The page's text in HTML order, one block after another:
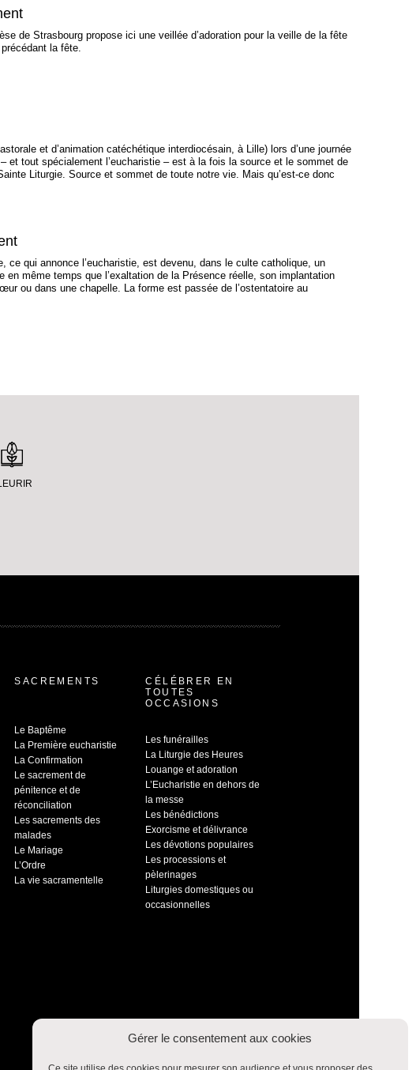
Gérer le consentement aux cookies
de Strasbourg propose ici une veillée d’adoration pour la veille de la fête
la fête.
et d’animation catéchétique interdiocésain, à Lille) lors d’une journée
et tout spécialement l’eucharistie – est à la fois la source et le sommet de
Liturgie. Source et sommet de toute notre vie. Mais qu’est-ce donc
ce qui annonce l’eucharistie, est devenu, dans le culte catholique, un
même temps que l’exaltation de la Présence réelle, son implantation
ou dans une chapelle. La forme est passée de l’ostentatoire au
SACREMENTS
Le Baptême
La Première eucharistie
La Confirmation
Le sacrement de
pénitence et de
réconciliation
Les sacrements des
malades
Le Mariage
L’Ordre
La vie sacramentelle
CÉLÉBRER EN
TOUTES
OCCASIONS
Les funérailles
La Liturgie des Heures
Louange et adoration
L’Eucharistie en dehors de
la messe
Les bénédictions
Exorcisme et délivrance
Les dévotions populaires
Les processions et
pèlerinages
Liturgies domestiques ou
occasionnelles